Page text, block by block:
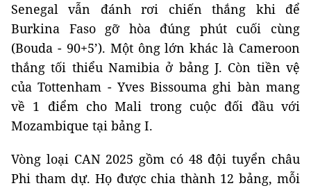
Senegal vẫn đánh rơi chiến thắng khi để
Burkina Faso gỡ hòa đúng phút cuối cùng
(Bouda - 90+5’). Một ông lớn khác là Cameroon
thắng tối thiểu Namibia ở bảng J. Còn tiền vệ
của Tottenham - Yves Bissouma ghi bàn mang
về 1 điểm cho Mali trong cuộc đối đầu với
Mozambique tại bảng I.
Vòng loại CAN 2025 gồm có 48 đội tuyển châu
Phi tham dự. Họ được chia thành 12 bảng, mỗi